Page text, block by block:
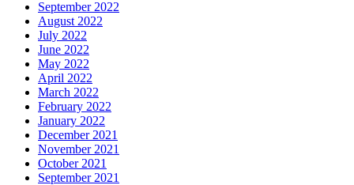
September 2022
August 2022
July 2022
June 2022
May 2022
April 2022
March 2022
February 2022
January 2022
December 2021
November 2021
October 2021
September 2021